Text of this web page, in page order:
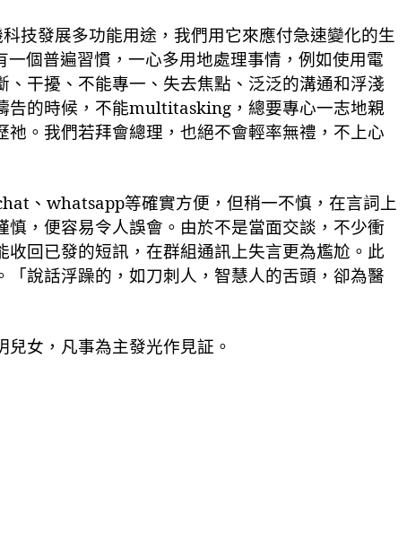
技發展多功能用途，我們用它來應付急速變化的生
一個普遍習慣，一心多用地處理事情，例如使用電
、干擾、不能專一、失去焦點、泛泛的溝通和浮淺
告的時候，不能multitasking ，總要專心一志地親
。我們若拜會總理，也絕不會輕率無禮，不上心
、 whatsapp等確實方便，但稍一不慎，在言詞上
慎，便容易令人誤會。 由於不是當面交談，不少衝
回已發的短訊，在群組通訊上失言更為尷尬。此
「說話浮躁的 ，如刀刺人，智慧人的舌頭，卻為醫
女，凡事為主發光作見証。